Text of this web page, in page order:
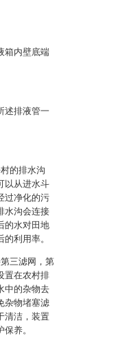
箱内壁底端
述排液管一
的排水沟
以从进水斗
过净化的污
水沟会连接
的水对田地
利用率。
三滤网，第
置在农村排
中的杂物去
杂物堵塞滤
清洁，装置
养。